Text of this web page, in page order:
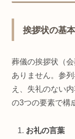
挨拶状の基
葬儀の挨拶状（
ありません。参
え、失礼のない
の3つの要素で構
お礼の言葉